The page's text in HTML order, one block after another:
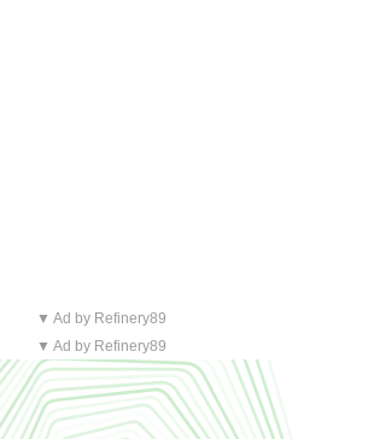
▼ Ad by Refinery89
▼ Ad by Refinery89